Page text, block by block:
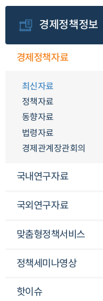
경제정책정보
경제정책자료
최신자료
정책자료
동향자료
법령자료
경제관계장관회의
국내연구자료
국외연구자료
맞춤형정책서비스
정책세미나영상
핫이슈